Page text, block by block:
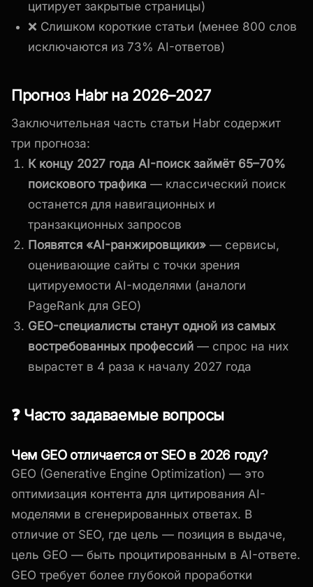
цитирует закрытые страницы)
❌ Слишком короткие статьи (менее 800 слов
исключаются из 73% AI-ответов)
Прогноз Habr на 2026–2027
Заключительная часть статьи Habr содержит
три прогноза:
К концу 2027 года AI-поиск займёт 65–70%
поискового трафика — классический поиск
останется для навигационных и
транзакционных запросов
Появятся «AI-ранжировщики» — сервисы,
оценивающие сайты с точки зрения
цитируемости AI-моделями (аналоги
PageRank для GEO)
GEO-специалисты станут одной из самых
востребованных профессий — спрос на них
вырастет в 4 раза к началу 2027 года
❓ Часто задаваемые вопросы
Чем GEO отличается от SEO в 2026 году?
GEO (Generative Engine Optimization) — это
оптимизация контента для цитирования AI-
моделями в сгенерированных ответах. В
отличие от SEO, где цель — позиция в выдаче,
цель GEO — быть процитированным в AI-ответе.
GEO требует более глубокой проработки